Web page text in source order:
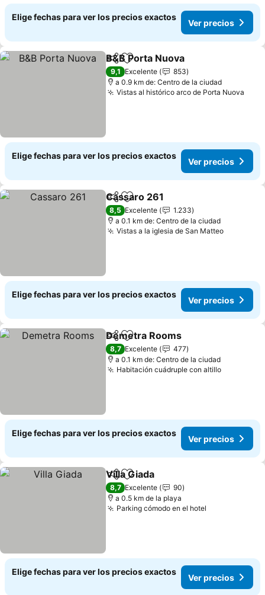
Elige fechas para ver los precios exactos
Ver precios
CompartirAgregar a favoritos
B&B Porta Nuova
9,1 Excelente
853
a 0.9 km de: Centro de la ciudad
Vistas al histórico arco de Porta Nuova
Elige fechas para ver los precios exactos
Ver precios
CompartirAgregar a favoritos
Cassaro 261
8,5 Excelente
1.233
a 0.1 km de: Centro de la ciudad
Vistas a la iglesia de San Matteo
Elige fechas para ver los precios exactos
Ver precios
CompartirAgregar a favoritos
Demetra Rooms
8,7 Excelente
477
a 0.1 km de: Centro de la ciudad
Habitación cuádruple con altillo
Elige fechas para ver los precios exactos
Ver precios
CompartirAgregar a favoritos
Villa Giada
8,7 Excelente
90
a 0.5 km de la playa
Parking cómodo en el hotel
Elige fechas para ver los precios exactos
Ver precios